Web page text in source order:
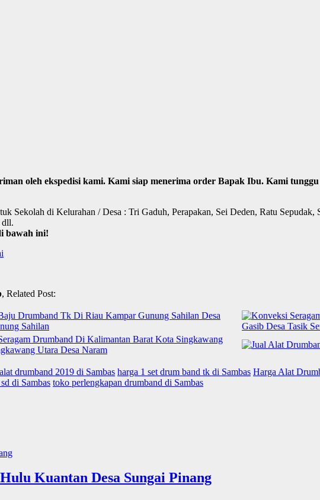
oleh ekspedisi kami. Kami siap menerima order Bapak Ibu. Kami
Sekolah di Kelurahan / Desa : Tri Gaduh, Perapakan, Sei Deden, Ratu Sepudak,
dll.
bawah ini!
, Related Post:
drumband 2019 di Sambas harga 1 set drum band tk di Sambas Harga Alat
di Sambas toko perlengkapan drumband di Sambas
Kuantan Desa Sungai Pinang